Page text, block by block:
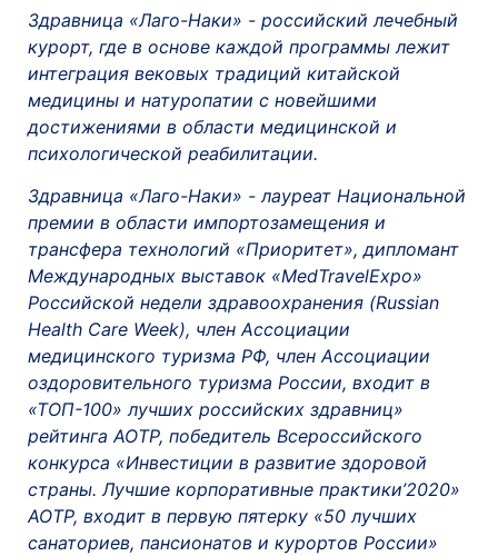
Здравница «Лаго-Наки» - российский лечебный
курорт, где в основе каждой программы лежит
интеграция вековых традиций китайской
медицины и натуропатии с новейшими
достижениями в области медицинской и
психологической реабилитации.
Здравница «Лаго-Наки» - лауреат Национальной
премии в области импортозамещения и
трансфера технологий «Приоритет», дипломант
Международных выставок «MedTravelExpo»
Российской недели здравоохранения (Russian
Health Care Week), член Ассоциации
медицинского туризма РФ, член Ассоциации
оздоровительного туризма России, входит в
«ТОП-100» лучших российских здравниц»
рейтинга АОТР, победитель Всероссийского
конкурса «Инвестиции в развитие здоровой
страны. Лучшие корпоративные практики’2020»
АОТР, входит в первую пятерку «50 лучших
санаториев, пансионатов и курортов России»